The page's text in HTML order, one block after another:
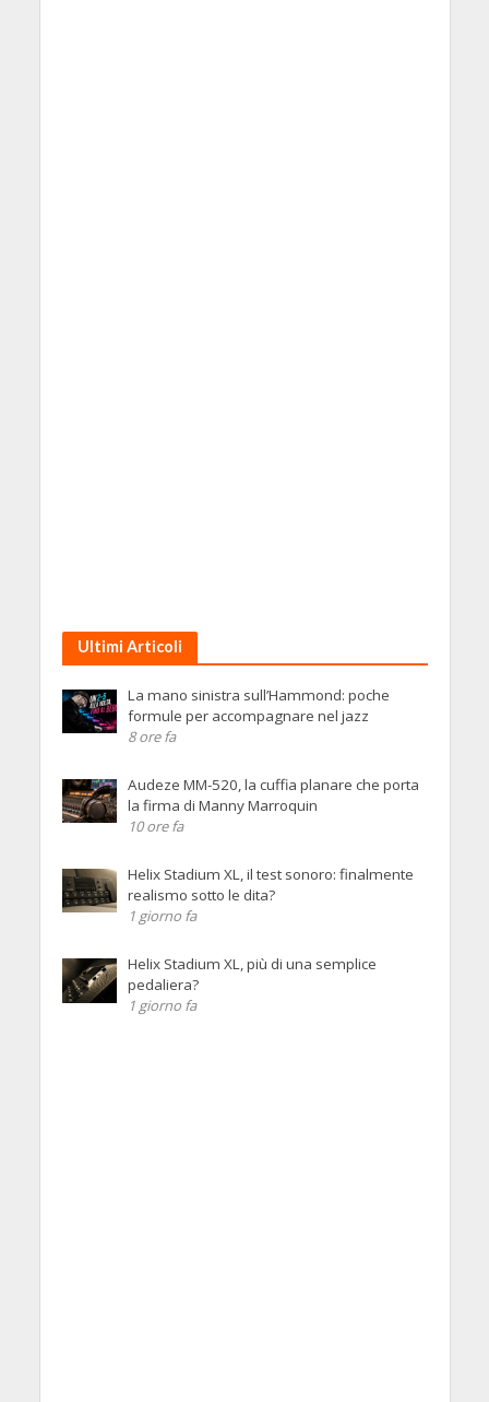
Ultimi Articoli
La mano sinistra sull’Hammond: poche
formule per accompagnare nel jazz
8 ore fa
Audeze MM-520, la cuffia planare che porta
la firma di Manny Marroquin
10 ore fa
Helix Stadium XL, il test sonoro: finalmente
realismo sotto le dita?
1 giorno fa
Helix Stadium XL, più di una semplice
pedaliera?
1 giorno fa